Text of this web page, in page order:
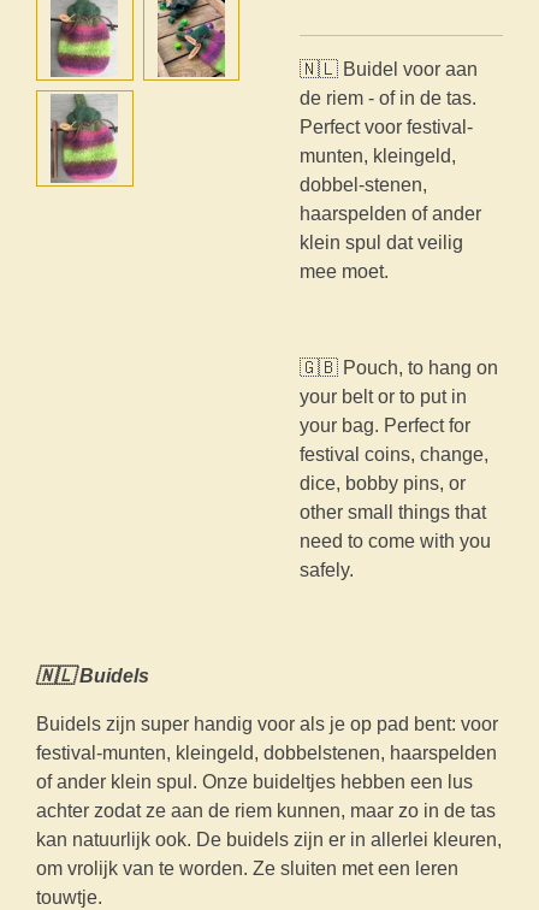
🇳🇱 Buidel voor aan
de riem - of in de tas.
Perfect voor festival-
munten, kleingeld,
dobbel-stenen,
haarspelden of ander
klein spul dat veilig
mee moet.
🇬🇧 Pouch, to hang on
your belt or to put in
your bag. Perfect for
festival coins, change,
dice, bobby pins, or
other small things that
need to come with you
safely.
🇳🇱 Buidels
Buidels zijn super handig voor als je op pad bent: voor
festival-munten, kleingeld, dobbelstenen, haarspelden
of ander klein spul. Onze buideltjes hebben een lus
achter zodat ze aan de riem kunnen, maar zo in de tas
kan natuurlijk ook. De buidels zijn er in allerlei kleuren,
om vrolijk van te worden. Ze sluiten met een leren
touwtje.